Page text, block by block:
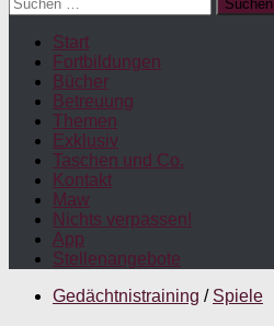
nach:
Start
Fortbildungen
Bücher
Betreuung
Themen
Exklusiv
Taschen und Co.
Kontakt
Maw
Nichts verpassen!
App
Stellenangebote
Gedächtnistraining / Spiele